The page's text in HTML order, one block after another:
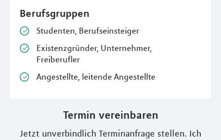
Berufsgruppen
Studenten, Berufseinsteiger
Existenzgründer, Unternehmer,
Freiberufler
Angestellte, leitende Angestellte
Termin vereinbaren
Jetzt unverbindlich Terminanfrage stellen. Ich